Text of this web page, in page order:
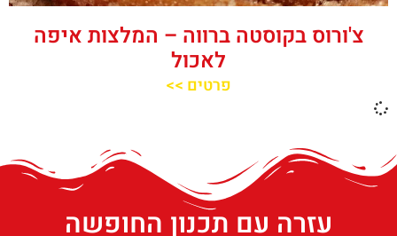
צ'ורוס בקוסטה ברווה – המלצות איפה
לאכול
פרטים >>
עזרה עם תכנון החופשה